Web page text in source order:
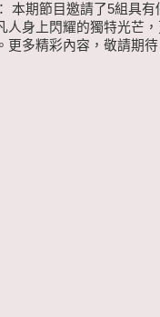
本期節目邀請了5組具
人身上閃耀的獨特光芒
更多精彩內容，敬請期待